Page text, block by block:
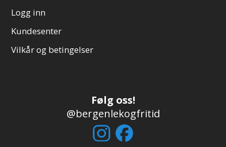
Logg inn
Kundesenter
Vilkår og betingelser
Følg oss!
@bergenlekogfritid